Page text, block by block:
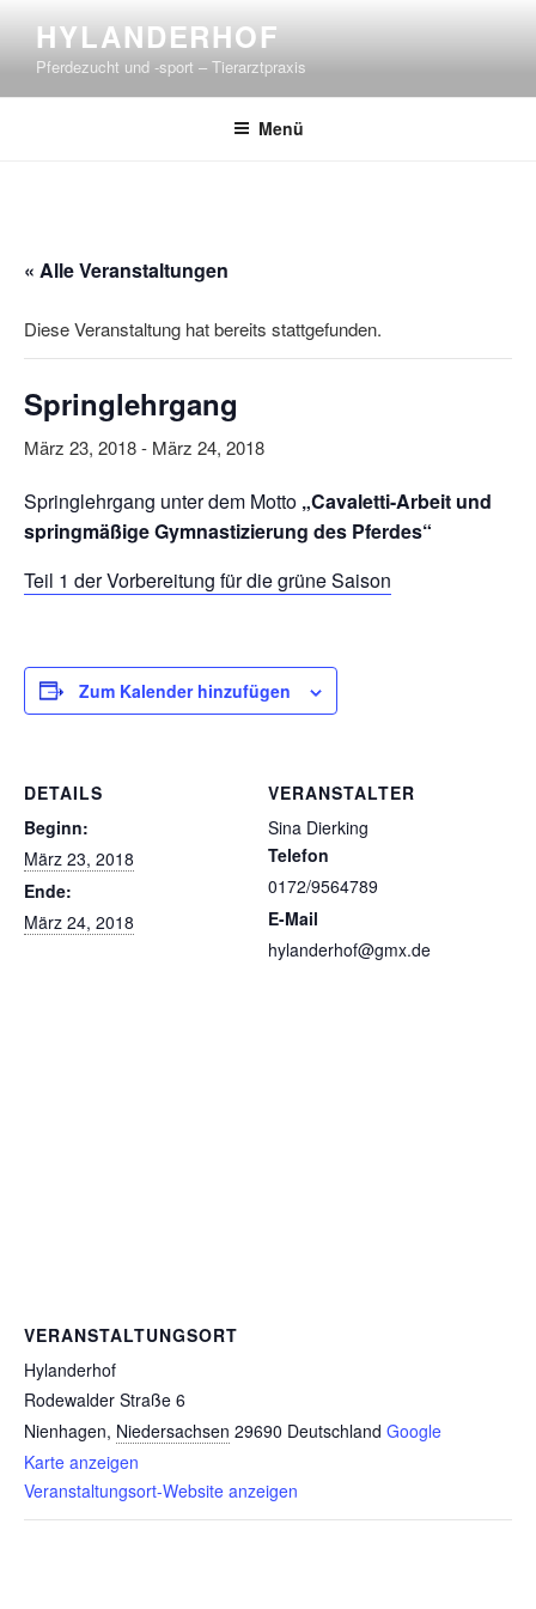
springen
HYLANDERHOF
Pferdezucht und -sport – Tierarztpraxis
Menü
« Alle Veranstaltungen
Diese Veranstaltung hat bereits stattgefunden.
Springlehrgang
März 23, 2018- März 24, 2018
Springlehrgang unter dem Motto „Cavaletti-Arbeit und
springmäßige Gymnastizierung des Pferdes“
Teil 1 der Vorbereitung für die grüne Saison
Zum Kalender hinzufügen
DETAILS
Beginn:
März 23, 2018
Ende:
März 24, 2018
VERANSTALTER
Sina Dierking
Telefon
0172/9564789
E-Mail
hylanderhof@gmx.de
VERANSTALTUNGSORT
Hylanderhof
Rodewalder Straße 6
Nienhagen, Niedersachsen 29690 Deutschland Google
Karte anzeigen
Veranstaltungsort-Website anzeigen